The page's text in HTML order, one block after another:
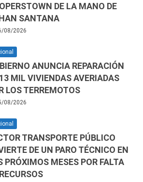
DE LA MANO DE
SANTANA
08/2026
ANUNCIA REPARACIÓN
MIL VIVIENDAS AVERIADAS
LOS TERREMOTOS
08/2026
TRANSPORTE PÚBLICO
DE UN PARO TÉCNICO EN
PRÓXIMOS MESES POR FALTA